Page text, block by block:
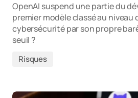
OpenAI suspend une partie du
premier modèle classé au niveau
cybersécurité par son propre
seuil ?
Risques